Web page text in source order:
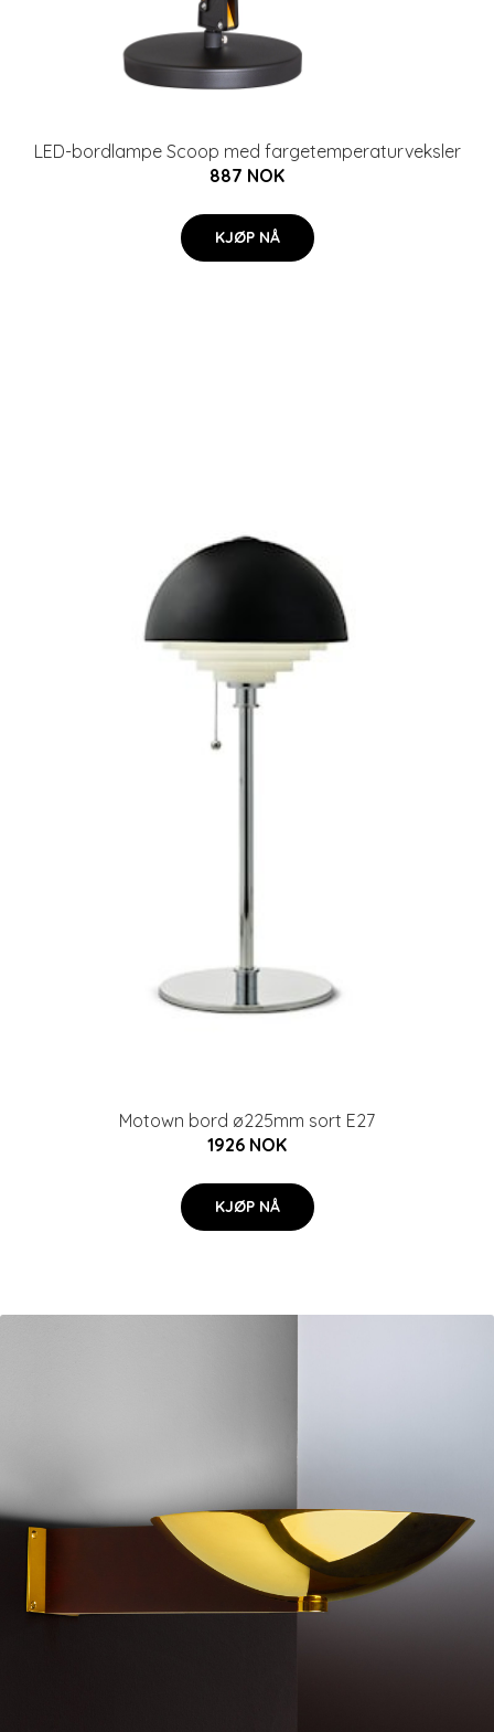
LED-bordlampe Scoop med fargetemperaturveksler
887 NOK
KJØP NÅ
Motown bord ø225mm sort E27
1926 NOK
KJØP NÅ